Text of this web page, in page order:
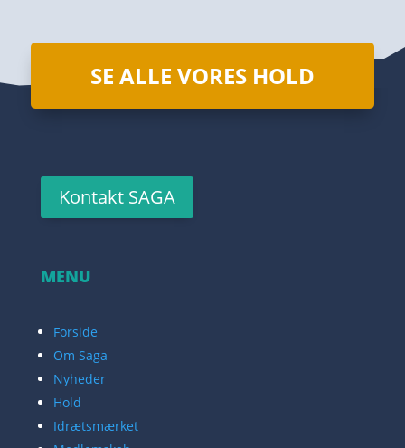
SE ALLE VORES HOLD
Kontakt SAGA
MENU
Forside
Om Saga
Nyheder
Hold
Idrætsmærket